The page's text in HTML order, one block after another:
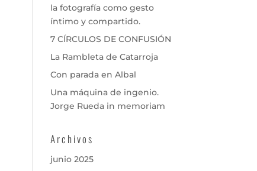
la fotografía como gesto
íntimo y compartido.
7 CÍRCULOS DE CONFUSIÓN
La Rambleta de Catarroja
Con parada en Albal
Una máquina de ingenio.
Jorge Rueda in memoriam
Archivos
junio 2025